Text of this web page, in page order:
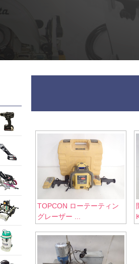
TOPCON ローテーティン
グレーザー ...